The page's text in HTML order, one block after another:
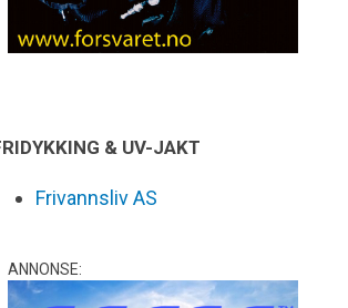
& UV-JAKT
Frivannsliv AS
ANNONSE: